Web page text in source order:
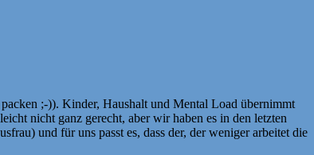
;-)). Kinder, Haushalt und Mental Load übernimmt
nicht ganz gerecht, aber wir haben es in den letzten
und für uns passt es, dass der, der weniger arbeitet die